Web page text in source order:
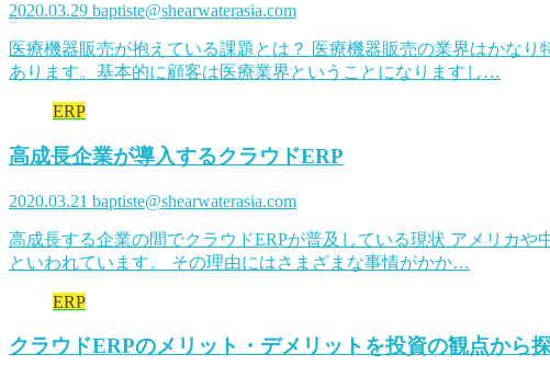
2020.03.29 baptiste@shearwaterasia.com
医療機器販売が抱えている課題とは？ 医療機器販売の業界はかな
あります。基本的に顧客は医療業界ということになりますし…
ERP
高成長企業が導入するクラウドERP
2020.03.21 baptiste@shearwaterasia.com
高成長する企業の間でクラウドERPが普及している現状 アメリカ
といわれています。 その理由にはさまざまな事情がかか…
ERP
クラウドERPのメリット・デメリットを投資の観点から探